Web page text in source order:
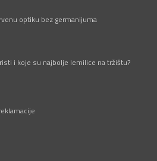
optiku bez germanijuma
i koje su najbolje lemilice na tržištu?